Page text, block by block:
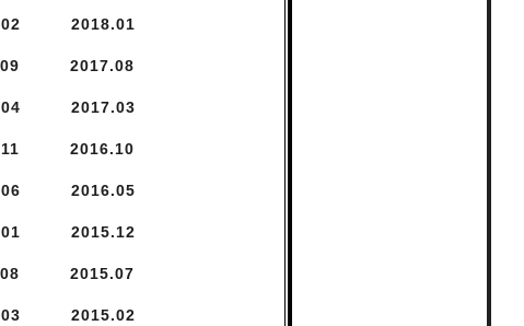
2 2018. 1
9 2017. 8
4 2017. 3
11 2016.10
6 2016. 5
1 2015.12
8 2015. 7
3 2015. 2